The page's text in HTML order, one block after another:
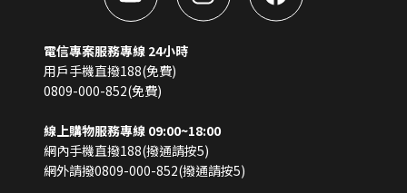
電信專案服務專線 24小時
用戶手機直撥188(免費)
0809-000-852(免費)
線上購物服務專線 09:00~18:00
網內手機直撥188(撥通請按5)
網外請撥0809-000-852(撥通請按5)